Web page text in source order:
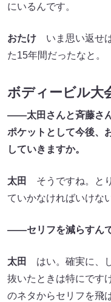
にいるんです。
おたけ いま思い返せ
た15年間だったなと。
ボディービル大
――太田さんと斉藤さ
ポケットとして今後、
していきますか。
太田
そうですね。と
ていかなければいけな
――セリフを減らすん
太田
はい。確実に、
抜いたときは特にです
のネタからセリフを飛